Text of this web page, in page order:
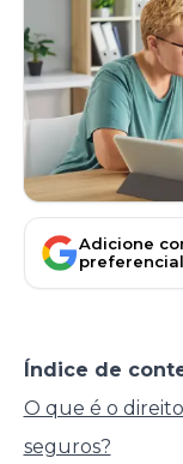
Adicione
Índice de
O que é o
seguros?